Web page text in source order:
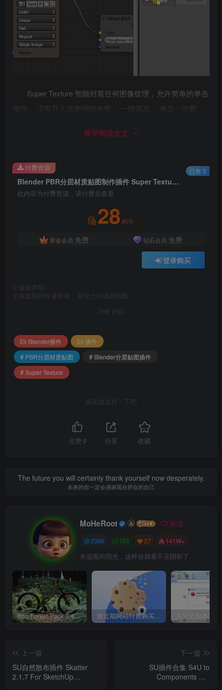
Super Texture 智能封装任何图像纹理，允许简单的单击
操作。 没有导入或脆弱的色带。 一键添加。 单击一次删
为每个图像单独调整设置，也可以制作动画。
需额外设置。
•阴影去除和 AO
•高度图生成
•视差贴图（优化）
•程序纹理支持
•自定义节点组支持
•反瓦片 支持
•具有高斯衰减的法线贴图生成
•搅拌机 3.0 支持
让您的纹理栩栩如生！
展开阅读全文
Blender PBR分层材质贴图制作插件 Super Texture V1.8 For Blender 2.77 ~ 3.3
此内容为付费资源，请付费后查看
28 积分
黄金会员 免费 钻石会员 免费
登录购买
付费资源 已售 3
版权声明
文章版权归作者所有，未经允许请勿转载。
THE END
Blender插件
插件
# PBR分层材质贴图
# Blender分层贴图插件
# Super Texture
喜欢就支持一下吧
点赞 9 分享 收藏
The future you will certainly thank yourself now desperately.
未来的你一定会感谢现在拼命的自己
MoHeRoot 关注
2386 103 27 141W+
永远面向阳光，这样你就看不见阴影了
Itoo Forest Pack 7.4.20 森林插件 For 3DSMAX 2014 ~ 2023 汉化永久版 致近期网站付费购买资源及会员用户后，网页显示依然没有购买解决方法！
上一篇
SU自然散布插件 Skatter
2.1.7 For SketchUp
下一篇
SU插件合集 S4U to
Components For